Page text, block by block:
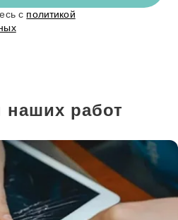
с политикой
работ